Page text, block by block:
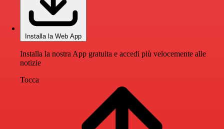
Installa la Web App
Installa la nostra App gratuita e accedi più velocemente alle
notizie
Tocca